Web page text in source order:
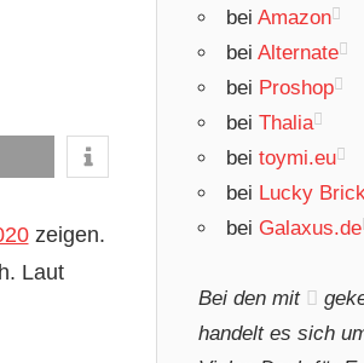
zeigen.
Laut
bei Amazon
bei Alternate
bei Proshop
bei Thalia
bei toymi.eu
bei Lucky
bei Galaxus.de
Bei den mit
handelt es sich